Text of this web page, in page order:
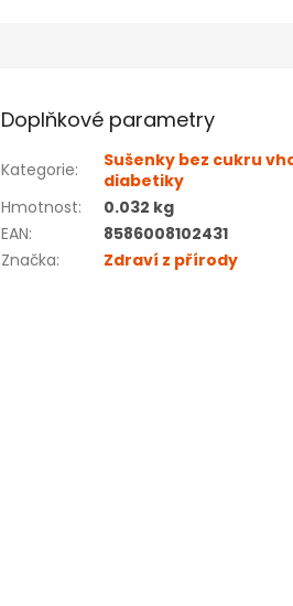
Doplňkové parametry
Kategorie:
Sušenky bez cukru
diabetiky
Hmotnost:
0.032 kg
EAN:
8586008102431
Značka: Zdraví z přírody